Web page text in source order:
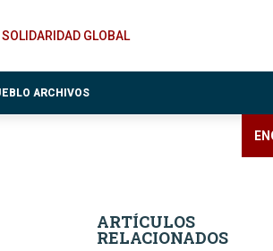
SOLIDARIDAD GLOBAL
ARCHIVOS
ARTÍCULOS
RELACIONADOS